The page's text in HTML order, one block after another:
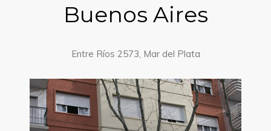
Buenos Aires
Entre Ríos 2573, Mar del Plata